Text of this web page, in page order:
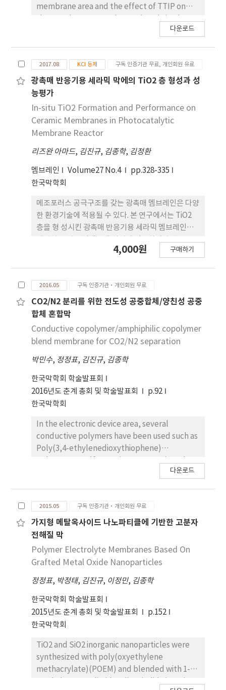
membrane area and the effect of TTIP on
separation. Characterization was explored by
between copolymer and TTIP enhanced the
water permeance because of increased
surface pore size and porosity. Phase
inversion process in 80 oC water bath
resulted in decreased water permeance
owing to the increased top selective layer,
treated membrane with 80 oC inversion
showed decreased BSA rejection owing to
TTIP dissolution in hot water. TTIP
treatment and 80 oC inversion resulted in
highly enhanced antifouling property. The
best performance exhibited 338 LMH water
permeance, 89.4% BSA rejection, and 91.9%
flux ratio recovery.
다운로드
2017.08 KCI 등재 구독 인증기관 무료, 개인회원 유료
광촉매 반응기용 세라믹 막에의 TiO2 층 형성과 성
능평가
In-situ TiO2 Formation and Performance on
Ceramic Membranes in Photocatalytic
Membrane Reactor
리즈완 아마드, 김진규, 김종학, 김정환
멤브레인 Volume27 No.4
pp.328-335
한국막학회
메조포러스 공극구조를 갖는 광촉매 멤브레인은 다양
한 환경기술에 적용될 수 있다. 본 연구에서는 TiO2
층을 형 성시킨 광촉매 반응기용 세라믹 멤브레인을
극률과 균질성을 지닌 TiO2 광촉매층을 그라프트 공
매 반응기에 성공적으로 적용하였다. 실험결과 정렬
된 구조의 TiO2 층이 Al2O3 지지체에 형성되었다.
TiO2 층 형성 후 제조된 세라믹 분리막의 순수 투과도
는 형성된 광촉매 층 저항으로 감소하였다. 정렬된 구
조의 TiO2 층은 UV 결합 시 5시간 안에 완벽한 염색
용액 분해를 달성시킬 수 있었다. 광촉매 멤브레인의
염색용액 분해는 Langmuir-Hinshelwood 흡착 모
델로 잘 설명할 수 있었다. 또한 TiO2 층이 고정화된
세라믹 멤브레인의 model Congo Red에 대한 1차
속도상수는 Al2O3 지지체 단독인 경우에 비해 약 6배
정도 큰 값을 나타내었다(0.0081 vs. 0.0013 min-1).
4,000원 구매하기
2016.05 구독 인증기관·개인회원 무료
CO2/N2 분리를 위한 전도성 공중합체/양친성 공중
합체 혼합막
Conductive copolymer/amphiphilic copolymer
blend membrane for CO2/N2 separation
박민수, 정정표, 김진규, 김종학
한국막학회 학술발표회
2016년도 춘계 총회 및 학술발표회
p.92
한국막학회
In the electronic device area, several
conductive polymers have been used such as
Poly(3,4-ethylenedioxythiophene)
connection of this concept, PEDOT-PSS was
polymer was blended to poly(2-[3-(2H-
benzotriazol-2- yl)-4-hydroxyphenyl] ethyl
methacrylate)-poly(oxyethylene
methacrylate) (PBEM-POEM or PBE). The
conductive polymer formed the
interconnected network by interacting with
PBE owing to the specific interaction. This
structure give the facile pathway to CO2 and
N2, which result in the increased
permeability of the gases. Especially,
improved CO2 solubility caused the
permeability (59.6 Barrer) to be increased,
which brought about the enhanced CO2/N2
selectivity (77.4) of PEDOT-PSS 5 wt%
membrane.
다운로드
2015.05 구독 인증기관·개인회원 무료
가지형 메탈옥사이드 나노파티클에 기반한 고분자
전해질 막
Polymer Electrolyte Membranes Based On
Grafted Metal Oxide Nanoparticles
정정표, 박정태, 김진규, 이정민, 김종학
한국막학회 학술발표회
2015년도 춘계 총회 및 학술발표회
p.152
한국막학회
TiO2 and SiO2 inorganic nanoparticles were
synthesized with poly(oxyethylene
methacrylate)(POEM) and blended with 1-